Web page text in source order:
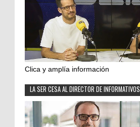
Clica y amplía información
LA SER CESA AL DIRECTOR DE INFORMATIVOS